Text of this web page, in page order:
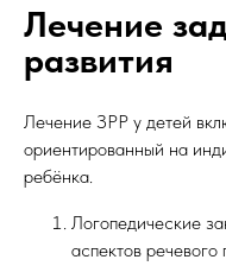
Лечение
развития
Лечение ЗРР у детей
ориентированный на
ребёнка.
Логопедические
аспектов